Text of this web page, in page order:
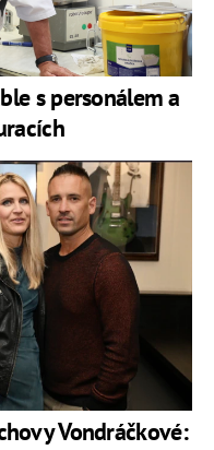
s personálem a
Vondráčkové: